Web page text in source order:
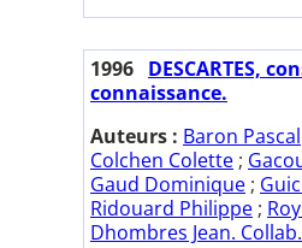
1996 DESCARTES,
connaissance.
Auteurs : Baron Pascal
Colchen Colette ;
Gaud Dominique ;
Ridouard Philippe ;
Dhombres Jean. Collab.